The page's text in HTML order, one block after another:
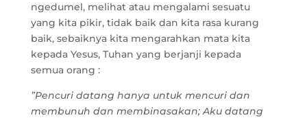
ngedumel, melihat atau mengalami sesuatu
yang kita pikir, tidak baik dan kita rasa kurang
baik, sebaiknya kita mengarahkan mata kita
kepada Yesus, Tuhan yang berjanji kepada
semua orang :
”Pencuri datang hanya untuk mencuri dan
membunuh dan membinasakan; Aku datang